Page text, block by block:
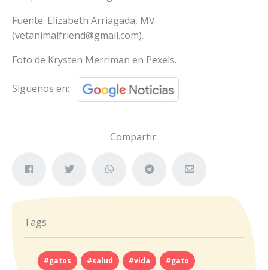
Fuente: Elizabeth Arriagada, MV
(vetanimalfriend@gmail.com).
Foto de Krysten Merriman en Pexels.
Síguenos en:
Compartir:
Tags
#gatos #salud #vida #gato